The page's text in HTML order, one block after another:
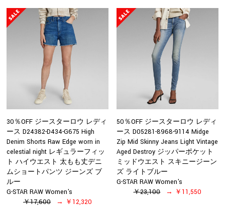
30％OFF ジースターロウ レディ
ース D24382-D434-G675 High
Denim Shorts Raw Edge worn in
celestial night レギュラーフィッ
ト ハイウエスト 太もも丈デニ
ムショートパンツ ジーンズ ブ
ルー
G-STAR RAW Women's
￥17,600
￥12,320
50％OFF ジースターロウ レディ
ース D05281-8968-9114 Midge
Zip Mid Skinny Jeans Light Vintage
Aged Destroy ジッパーポケット
ミッドウエスト スキニージーン
ズ ライトブルー
G-STAR RAW Women's
￥23,100
￥11,550